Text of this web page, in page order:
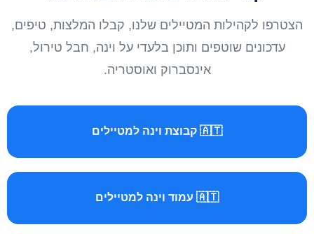
הצטרפו לקהילות המטיילים שלנו, קבלו המלצות, טיפים,
עדכונים שוטפים ותוכן בלעדי על וינה, חבל טירול,
אינסברוק ואוסטריה.
🇦🇹 קבוצת וינה למטיילים
🇦🇹 עמוד וינה למטיילים